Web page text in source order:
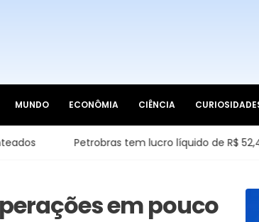
MUNDO ECONÔMIA CIÊNCIA
Petrobras tem lucro líquido de R$ 52,4 bi no
em pouco